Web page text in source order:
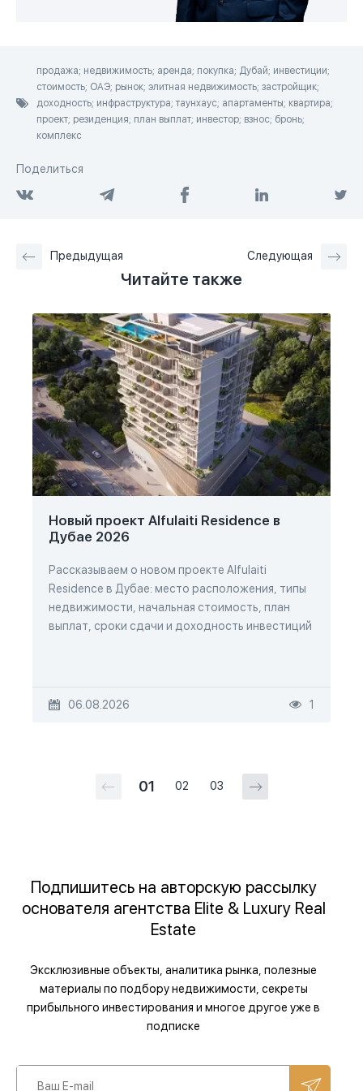
продажа; недвижимость; аренда; покупка; Дубай; инвестиции;
стоимость; ОАЭ; рынок; элитная недвижимость; застройщик;
доходность; инфраструктура; таунхаус; апартаменты; квартира;
проект; резиденция; план выплат; инвестор; взнос; бронь;
комплекс
Поделиться
Предыдущая Следующая
Читайте также
Новый проект Alfulaiti Residence в
Дубае 2026
Рассказываем о новом проекте Alfulaiti
Residence в Дубае: место расположения, типы
недвижимости, начальная стоимость, план
выплат, сроки сдачи и доходность инвестиций
06.08.2026 1
01 02 03
Подпишитесь на авторскую рассылку
основателя агентства Elite & Luxury Real
Estate
Эксклюзивные объекты, аналитика рынка, полезные
материалы по подбору недвижимости, секреты
прибыльного инвестирования и многое другое уже в
подписке